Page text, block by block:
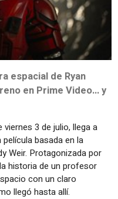
espacial de Ryan
en Prime Video... y
3 de julio, llega a
basada en la
Weir. Protagonizada por
historia de un profesor
con un claro
llegó hasta allí.